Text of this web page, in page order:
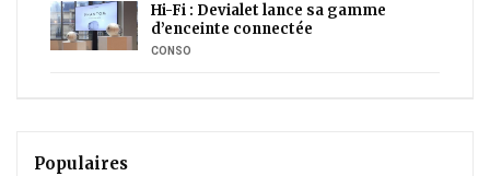
Hi-Fi : Devialet lance sa gamme
d’enceinte connectée
CONSO
Populaires